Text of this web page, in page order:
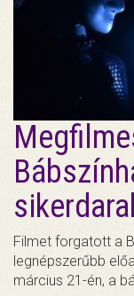
Filmet forgatott a
legnépszerűbb
március 21-én, a